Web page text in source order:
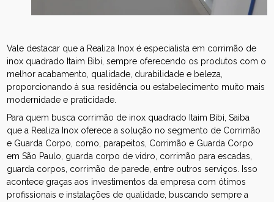
Vale destacar que a Realiza Inox é especialista em corrimão de
inox quadrado Itaim Bibi, sempre oferecendo os produtos com o
melhor acabamento, qualidade, durabilidade e beleza,
proporcionando à sua residência ou estabelecimento muito mais
modernidade e praticidade.
Para quem busca corrimão de inox quadrado Itaim Bibi, Saiba
que a Realiza Inox oferece a solução no segmento de Corrimão
e Guarda Corpo, como, parapeitos, Corrimão e Guarda Corpo
em São Paulo, guarda corpo de vidro, corrimão para escadas,
guarda corpos, corrimão de parede, entre outros serviços. Isso
acontece graças aos investimentos da empresa com ótimos
profissionais e instalações de qualidade, buscando sempre a